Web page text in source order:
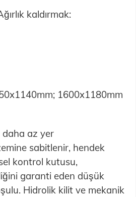
kaldırmak:
1600x1180mm
daha az yer
sabitlenir, hendek
kontrol kutusu,
garanti eden düşük
Hidrolik kilit ve mekanik